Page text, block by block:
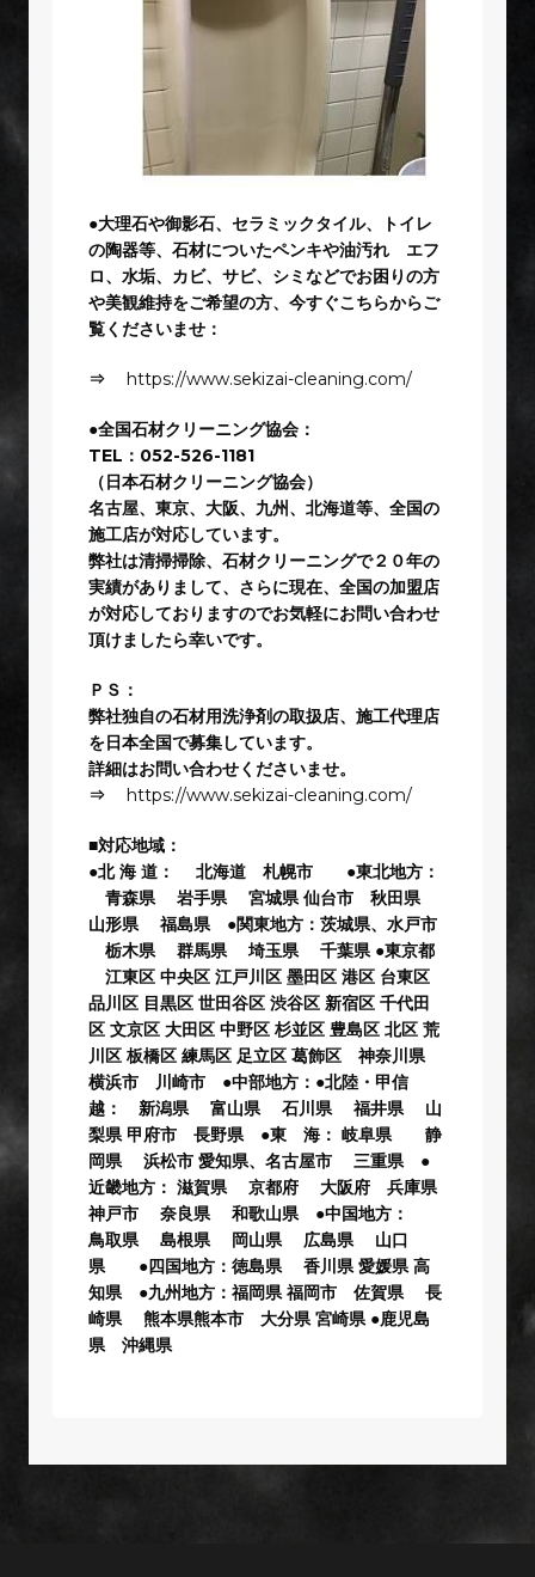
●大理石や御影石、セラミックタイル、トイレ
の陶器等、石材についたペンキや油汚れ エフ
ロ、水垢、カビ、サビ、シミなどでお困りの方
や美観維持をご希望の方、今すぐこちらからご
覧くださいませ：
⇒ https://www.sekizai-cleaning.com/
●全国石材クリーニング協会：
TEL：052-526-1181
（日本石材クリーニング協会）
名古屋、東京、大阪、九州、北海道等、全国の
施工店が対応しています。
弊社は清掃掃除、石材クリーニングで２０年の
実績がありまして、さらに現在、全国の加盟店
が対応しておりますのでお気軽にお問い合わせ
頂けましたら幸いです。
ＰＳ：
弊社独自の石材用洗浄剤の取扱店、施工代理店
を日本全国で募集しています。
詳細はお問い合わせくださいませ。
⇒ https://www.sekizai-cleaning.com/
■対応地域：
●北 海 道： 北海道 札幌市 ●東北地方：
青森県 岩手県 宮城県 仙台市 秋田県
山形県 福島県 ●関東地方：茨城県、水戸市
栃木県 群馬県 埼玉県 千葉県 ●東京都
江東区 中央区 江戸川区 墨田区 港区 台東区
品川区 目黒区 世田谷区 渋谷区 新宿区 千代田
区 文京区 大田区 中野区 杉並区 豊島区 北区 荒
川区 板橋区 練馬区 足立区 葛飾区 神奈川県
横浜市 川崎市 ●中部地方：●北陸・甲信
越： 新潟県 富山県 石川県 福井県 山
梨県 甲府市 長野県 ●東 海： 岐阜県 静
岡県 浜松市 愛知県、名古屋市 三重県 ●
近畿地方： 滋賀県 京都府 大阪府 兵庫県
神戸市 奈良県 和歌山県 ●中国地方：
鳥取県 島根県 岡山県 広島県 山口
県 ●四国地方：徳島県 香川県 愛媛県 高
知県 ●九州地方：福岡県 福岡市 佐賀県 長
崎県 熊本県熊本市 大分県 宮崎県 ●鹿児島
県 沖縄県